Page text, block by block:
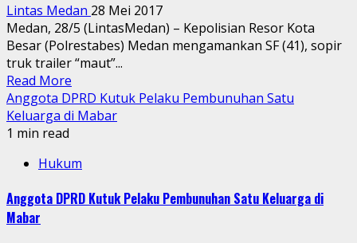
Lintas Medan 28 Mei 2017
Medan, 28/5 (LintasMedan) – Kepolisian Resor Kota
Besar (Polrestabes) Medan mengamankan SF (41), sopir
truk trailer “maut”...
Read More
Anggota DPRD Kutuk Pelaku Pembunuhan Satu
Keluarga di Mabar
1 min read
Hukum
Anggota DPRD Kutuk Pelaku Pembunuhan Satu Keluarga di
Mabar